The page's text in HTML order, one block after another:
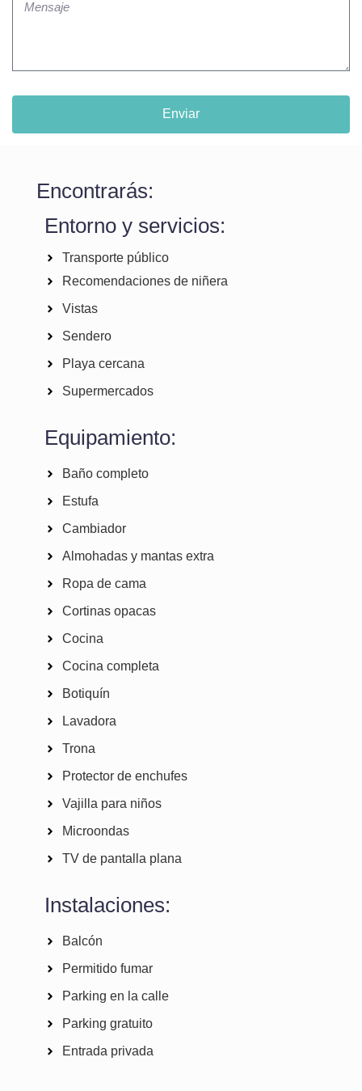
Enviar
Encontrarás:
Entorno y servicios:
Transporte público
Recomendaciones de niñera
Vistas
Sendero
Playa cercana
Supermercados
Equipamiento:
Baño completo
Estufa
Cambiador
Almohadas y mantas extra
Ropa de cama
Cortinas opacas
Cocina
Cocina completa
Botiquín
Lavadora
Trona
Protector de enchufes
Vajilla para niños
Microondas
TV de pantalla plana
Instalaciones:
Balcón
Permitido fumar
Parking en la calle
Parking gratuito
Entrada privada